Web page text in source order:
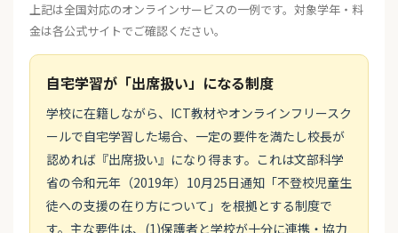
上記は全国対応のオンラインサービスの一例です。対象学年・料
金は各公式サイトでご確認ください。
自宅学習が「出席扱い」になる制度
学校に在籍しながら、ICT教材やオンラインフリースク
ールで自宅学習した場合、一定の要件を満たし校長が
認めれば『出席扱い』になり得ます。これは文部科学
省の令和元年（2019年）10月25日通知「不登校児童生
徒への支援の在り方について」を根拠とする制度で
す。主な要件は、(1)保護者と学校が十分に連携・協力